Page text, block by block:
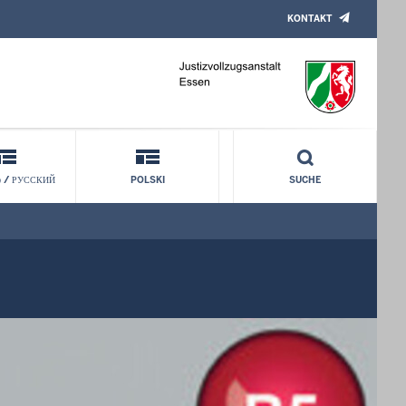
KONTAKT
/ РУССКИЙ POLSKI SUCHE